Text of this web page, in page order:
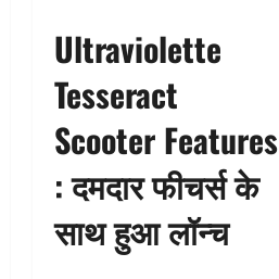
Ultraviolette
Tesseract
Scooter Features
: दमदार फीचर्स के
साथ हुआ लॉन्च